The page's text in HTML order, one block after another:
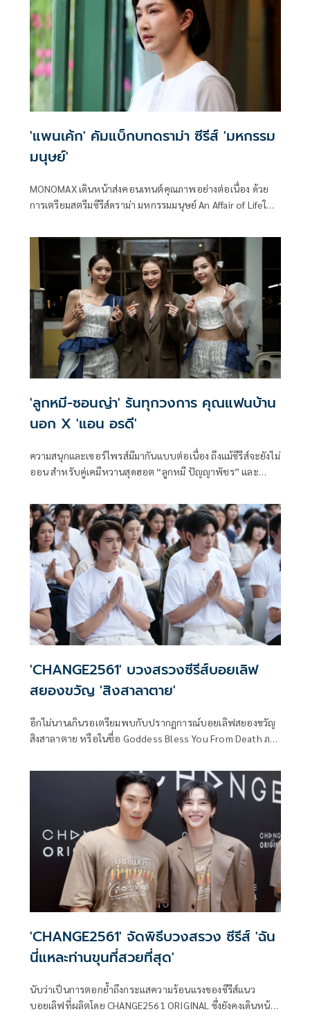
'แพนเค้ก' คัมแบ็กบทดราม่า ซีรีส์ 'มหกรรม
มนุษย์'
MONOMAX เดินหน้าส่งคอนเทนต์คุณภาพอย่างต่อเนื่อง ด้วย
การเตรียมสตรีมซีรีส์ดราม่า มหกรรมมนุษย์ An Affair of Lifeใน
ซึ้ง สะท้อนแง่มุมของความรัก ครอบครัว ความสูญเสีย และการ
เติบโตของมนุษย์ ผ่านบทละครที่เข้มข้นและเปี่ยมด้วยอารมณ์
พร้อมชวนผู้ชมร่วมเดินทางไปกับทุกช่วงเวลาของชีวิตที่ทั้ง
งดงามและเจ็บปวด
'ลูกหมี-ซอนญ่า' รันทุกวงการ คุณแฟนบ้าน
นอก X 'แอน อรดี'
ความสนุกและเซอร์ไพรส์มีมากันแบบต่อเนื่อง ถึงแม้ซีรีส์จะยังไม่
ออน สำหรับคู่เคมีหวานสุดฮอต “ลูกหมี ปัญญาพัชร” และ
รอคอยอย่าง “คุณแฟนบ้านนอก Hometown Romance” ภาย
ใต้โปรเจกต์ CHANGE2561 ORIGINAL ที่กำลังจะลงจอให้แฟนๆ
ได้ชมกันเร็วๆนี้
'CHANGE2561' บวงสรวงซีรีส์บอยเลิฟ
สยองขวัญ 'สิงสาลาตาย'
อีกไม่นานเกินรอเตรียมพบกับปรากฏการณ์บอยเลิฟสยองขวัญ
สิงสาลาตาย หรือในชื่อ Goddess Bless You From Death ภาย
ฤติน และ พาเวล นเรศ ที่กลับมารับบทนำประกบคู่กันอีกครั้ง
ซึ่งก็ได้รับความสนใจไปทั่วทุกมุมโลกทันทีที่ประกาศสร้าง
'CHANGE2561' จัดพิธีบวงสรวง ซีรีส์ 'ฉัน
นี่แหละท่านขุนที่สวยที่สุด'
นับว่าเป็นการตอกย้ำถึงกระแสความร้อนแรงของซีรีส์แนว
บอยเลิฟที่ผลิตโดย CHANGE2561 ORIGINAL ซึ่งยังคงเดินหน้า